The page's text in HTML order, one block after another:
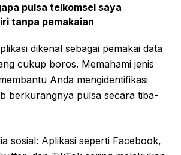
pulsa telkomsel saya
tanpa pemakaian
dikenal sebagai pemakai data
cukup boros. Memahami jenis
Anda mengidentifikasi
berkurangnya pulsa secara tiba-
sosial: Aplikasi seperti Facebook,